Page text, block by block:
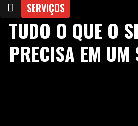
SERVIÇOS
TUDO O QUE O
PRECISA EM UM